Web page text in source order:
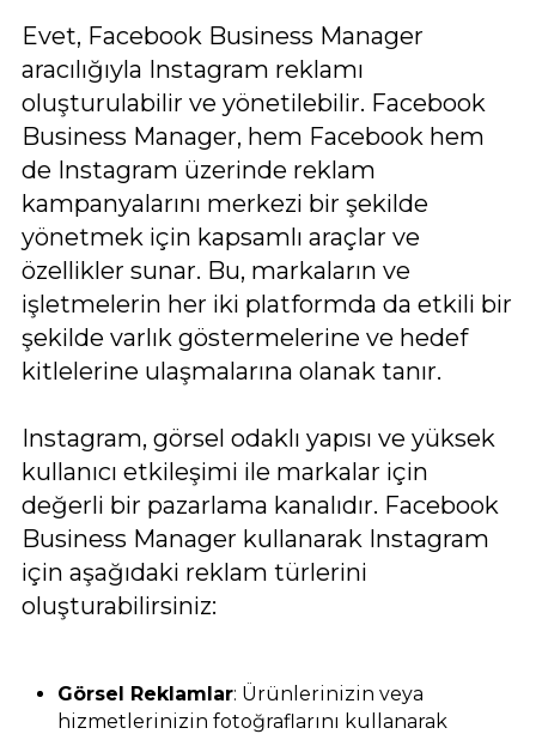
Evet, Facebook Business Manager
aracılığıyla Instagram reklamı
oluşturulabilir ve yönetilebilir. Facebook
Business Manager, hem Facebook hem
de Instagram üzerinde reklam
kampanyalarını merkezi bir şekilde
yönetmek için kapsamlı araçlar ve
özellikler sunar. Bu, markaların ve
işletmelerin her iki platformda da etkili bir
şekilde varlık göstermelerine ve hedef
kitlelerine ulaşmalarına olanak tanır.
Instagram, görsel odaklı yapısı ve yüksek
kullanıcı etkileşimi ile markalar için
değerli bir pazarlama kanalıdır. Facebook
Business Manager kullanarak Instagram
için aşağıdaki reklam türlerini
oluşturabilirsiniz:
Görsel Reklamlar: Ürünlerinizin veya
hizmetlerinizin fotoğraflarını kullanarak